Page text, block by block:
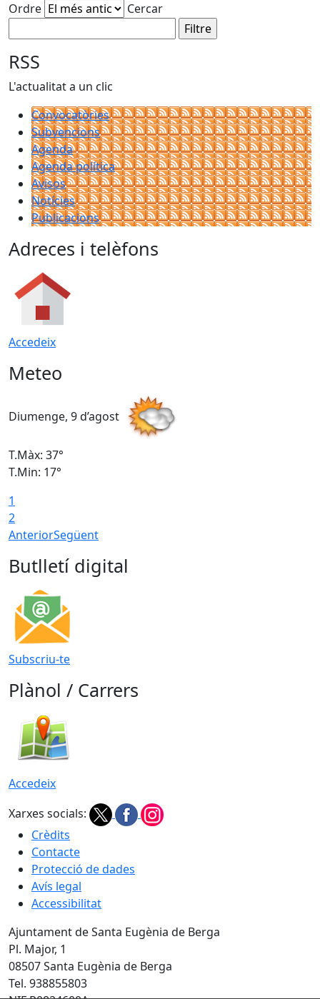
Ordre
Cercar
RSS
L'actualitat a un clic
Convocatòries
Subvencions
Agenda
Agenda política
Avisos
Notícies
Publicacions
Adreces i telèfons
Accedeix
Meteo
Diumenge, 9 d’agost
T.Màx: 37°
T.Min: 17°
1
2
AnteriorSegüent
Butlletí digital
Subscriu-te
Plànol / Carrers
Accedeix
Xarxes socials:
Crèdits
Contacte
Protecció de dades
Avís legal
Accessibilitat
Ajuntament de Santa Eugènia de Berga
Pl. Major, 1
08507 Santa Eugènia de Berga
Tel. 938855803